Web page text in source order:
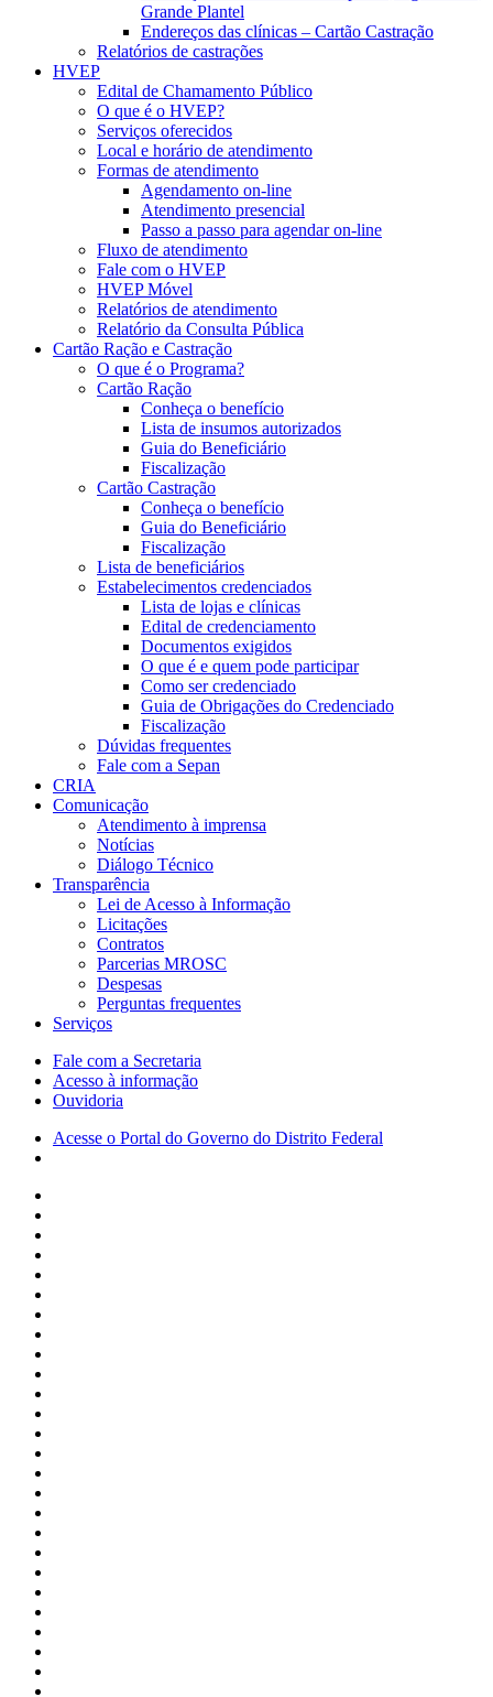
Grande Plantel
Endereços das clínicas – Cartão Castração
Relatórios de castrações
HVEP
Edital de Chamamento Público
O que é o HVEP?
Serviços oferecidos
Local e horário de atendimento
Formas de atendimento
Agendamento on-line
Atendimento presencial
Passo a passo para agendar on-line
Fluxo de atendimento
Fale com o HVEP
HVEP Móvel
Relatórios de atendimento
Relatório da Consulta Pública
Cartão Ração e Castração
O que é o Programa?
Cartão Ração
Conheça o benefício
Lista de insumos autorizados
Guia do Beneficiário
Fiscalização
Cartão Castração
Conheça o benefício
Guia do Beneficiário
Fiscalização
Lista de beneficiários
Estabelecimentos credenciados
Lista de lojas e clínicas
Edital de credenciamento
Documentos exigidos
O que é e quem pode participar
Como ser credenciado
Guia de Obrigações do Credenciado
Fiscalização
Dúvidas frequentes
Fale com a Sepan
CRIA
Comunicação
Atendimento à imprensa
Notícias
Diálogo Técnico
Transparência
Lei de Acesso à Informação
Licitações
Contratos
Parcerias MROSC
Despesas
Perguntas frequentes
Serviços
Fale com a Secretaria
Acesso à informação
Ouvidoria
Acesse o Portal do Governo do Distrito Federal